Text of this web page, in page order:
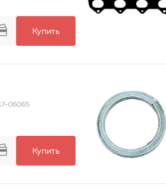
Купить
06065
Купить